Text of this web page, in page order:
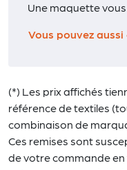
Une maquette
Vous pouvez
(*) Les prix affichés
référence de textiles
combinaison de
Ces remises sont
de votre commande